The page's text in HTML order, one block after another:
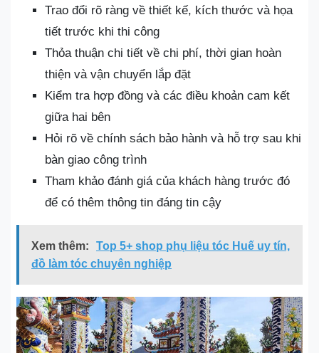
Trao đổi rõ ràng về thiết kế, kích thước và họa
tiết trước khi thi công
Thỏa thuận chi tiết về chi phí, thời gian hoàn
thiện và vận chuyển lắp đặt
Kiểm tra hợp đồng và các điều khoản cam kết
giữa hai bên
Hỏi rõ về chính sách bảo hành và hỗ trợ sau khi
bàn giao công trình
Tham khảo đánh giá của khách hàng trước đó
để có thêm thông tin đáng tin cậy
Xem thêm:
Top 5+ shop phụ liệu tóc Huế uy tín,
đồ làm tóc chuyên nghiệp